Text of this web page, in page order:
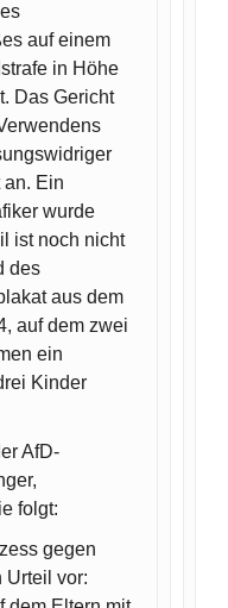
auf einem
in Höhe
Das Gericht
Ein
wurde
ist noch nicht
des
aus dem
auf dem zwei
ein
Kinder
AfD-
folgt:
gegen
Urteil vor: